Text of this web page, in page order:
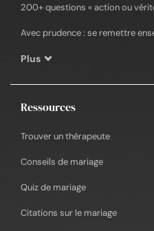
200+ questions « action ou
Avec prudence : se remettre
Plus
Ressources
Trouver un thérapeute
Conseils de mariage
Quiz de mariage
Citations sur le mariage